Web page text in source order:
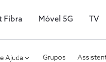
Fibra Móvel 5G TV
Ajuda Grupos